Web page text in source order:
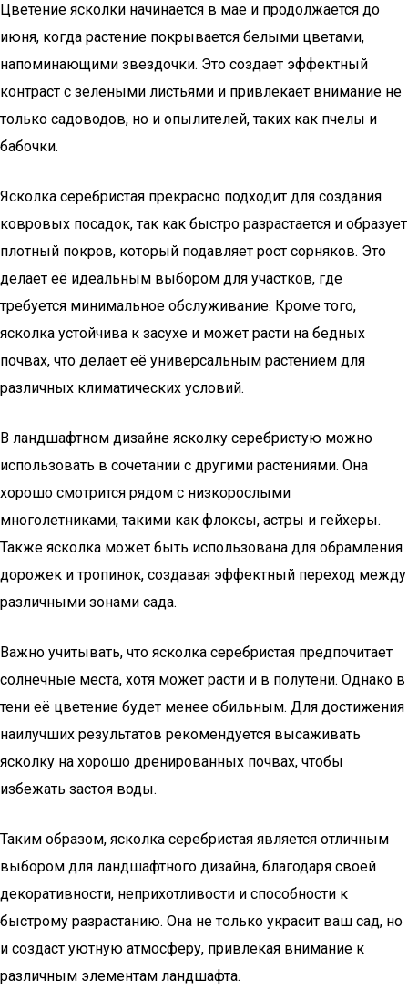
Цветение ясколки начинается в мае и продолжается до
июня, когда растение покрывается белыми цветами,
напоминающими звездочки. Это создает эффектный
контраст с зелеными листьями и привлекает внимание не
только садоводов, но и опылителей, таких как пчелы и
бабочки.
Ясколка серебристая прекрасно подходит для создания
ковровых посадок, так как быстро разрастается и образует
плотный покров, который подавляет рост сорняков. Это
делает её идеальным выбором для участков, где
требуется минимальное обслуживание. Кроме того,
ясколка устойчива к засухе и может расти на бедных
почвах, что делает её универсальным растением для
различных климатических условий.
В ландшафтном дизайне ясколку серебристую можно
использовать в сочетании с другими растениями. Она
хорошо смотрится рядом с низкорослыми
многолетниками, такими как флоксы, астры и гейхеры.
Также ясколка может быть использована для обрамления
дорожек и тропинок, создавая эффектный переход между
различными зонами сада.
Важно учитывать, что ясколка серебристая предпочитает
солнечные места, хотя может расти и в полутени. Однако в
тени её цветение будет менее обильным. Для достижения
наилучших результатов рекомендуется высаживать
ясколку на хорошо дренированных почвах, чтобы
избежать застоя воды.
Таким образом, ясколка серебристая является отличным
выбором для ландшафтного дизайна, благодаря своей
декоративности, неприхотливости и способности к
быстрому разрастанию. Она не только украсит ваш сад, но
и создаст уютную атмосферу, привлекая внимание к
различным элементам ландшафта.